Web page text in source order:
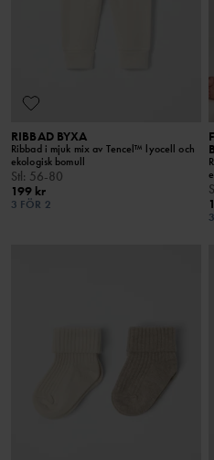
RIBBAD BYXA
Ribbad i mjuk mix av Tencel™ lyocell och
ekologisk bomull
Stl: 56-80
199 kr
3 FÖR 2